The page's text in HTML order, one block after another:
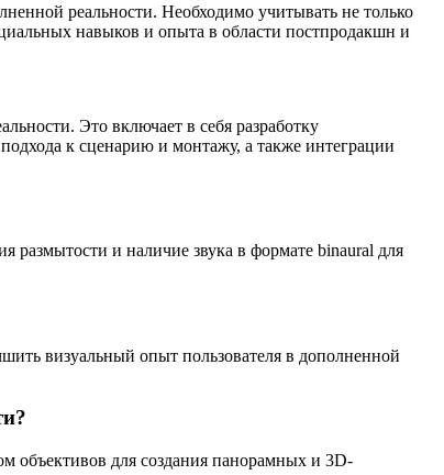
реальности. Необходимо учитывать не только
навыков и опыта в области постпродакшн и
Это включает в себя разработку
к сценарию и монтажу, а также интеграции
размытости и наличие звука в формате binaural для
визуальный опыт пользователя в дополненной
объективов для создания панорамных и 3D-